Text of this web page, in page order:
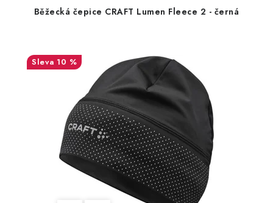
Běžecká čepice CRAFT Lumen Fleece 2 - černá
10 %